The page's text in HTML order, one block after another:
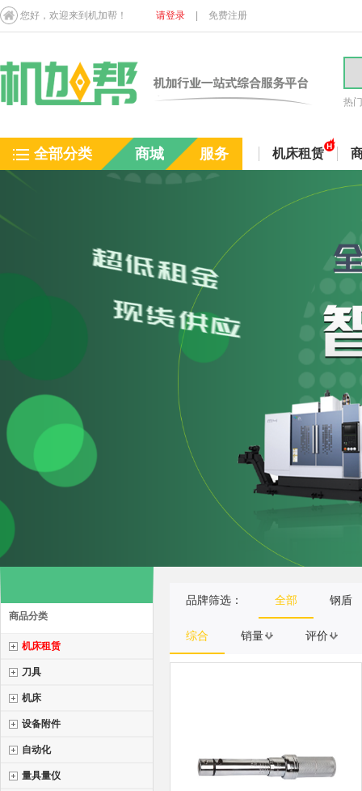
您好，欢迎来到机加帮！ 请登录 免费注册
热
全部分类 商城 服务 机床租赁
商品分类
机床租赁
刀具
机床
设备附件
自动化
量具量仪
品牌筛选： 全部 钢盾
综合 销量 评价